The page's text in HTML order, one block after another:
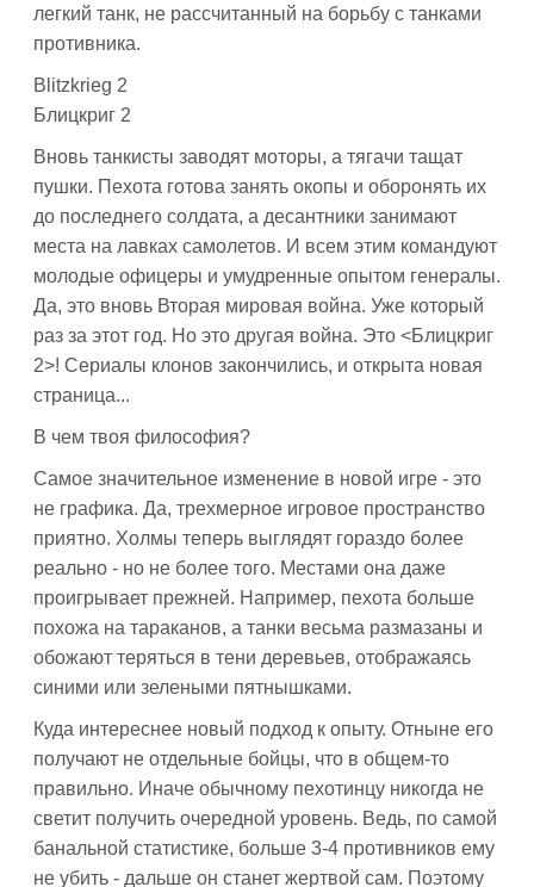
легкий танк, не рассчитанный на борьбу с танками
противника.
Blitzkrieg 2
Блицкриг 2
Вновь танкисты заводят моторы, а тягачи тащат
пушки. Пехота готова занять окопы и оборонять их
до последнего солдата, а десантники занимают
места на лавках самолетов. И всем этим командуют
молодые офицеры и умудренные опытом генералы.
Да, это вновь Вторая мировая война. Уже который
раз за этот год. Но это другая война. Это <Блицкриг
2>! Сериалы клонов закончились, и открыта новая
страница...
В чем твоя философия?
Самое значительное изменение в новой игре - это
не графика. Да, трехмерное игровое пространство
приятно. Холмы теперь выглядят гораздо более
реально - но не более того. Местами она даже
проигрывает прежней. Например, пехота больше
похожа на тараканов, а танки весьма размазаны и
обожают теряться в тени деревьев, отображаясь
синими или зелеными пятнышками.
Куда интереснее новый подход к опыту. Отныне его
получают не отдельные бойцы, что в общем-то
правильно. Иначе обычному пехотинцу никогда не
светит получить очередной уровень. Ведь, по самой
банальной статистике, больше 3-4 противников ему
не убить - дальше он станет жертвой сам. Поэтому